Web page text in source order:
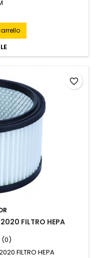
FILTRO HEPA
(0)
FILTRO HEPA
favorite_border